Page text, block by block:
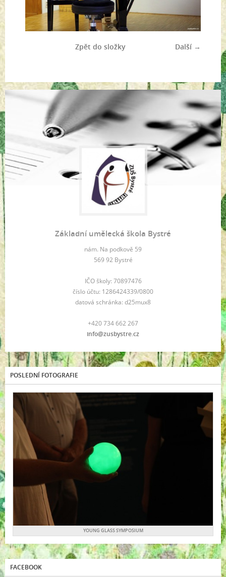
Další →
Zpět do složky
Základní umělecká škola Bystré
nám. Na podkově 59
569 92 Bystré
IČO školy: 70897476
číslo účtu: 1286424339/0800
datová schránka: d25mux8
+420 734 662 267
info@zusbystre.cz
POSLEDNÍ FOTOGRAFIE
YOUNG GLASS SYMPOSIUM
FACEBOOK